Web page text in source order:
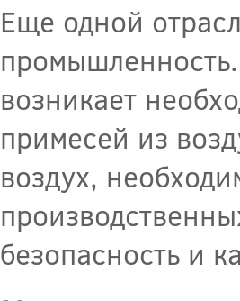
Еще одной
возникает
примесей из
воздух,
безопасность и